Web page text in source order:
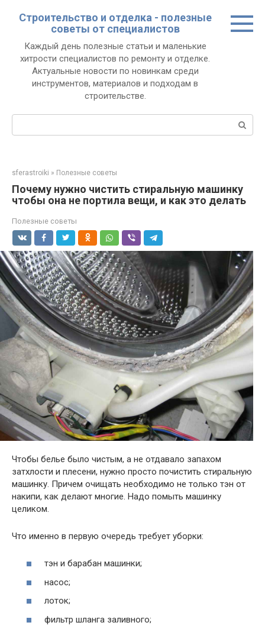
Строительство и отделка - полезные
советы от специалистов
Каждый день полезные статьи и маленькие
хитрости специалистов по ремонту и отделке.
Актуальные новости по новинкам среди
инструментов, материалов и подходам в
строительстве.
sferastroiki » Полезные советы
Почему нужно чистить стиральную машинку
чтобы она не портила вещи, и как это делать
Полезные советы
Чтобы белье было чистым, а не отдавало запахом
затхлости и плесени, нужно просто почистить стиральную
машинку. Причем очищать необходимо не только тэн от
накипи, как делают многие. Надо помыть машинку
целиком.
Что именно в первую очередь требует уборки:
тэн и барабан машинки;
насос;
лоток;
фильтр шланга заливного;